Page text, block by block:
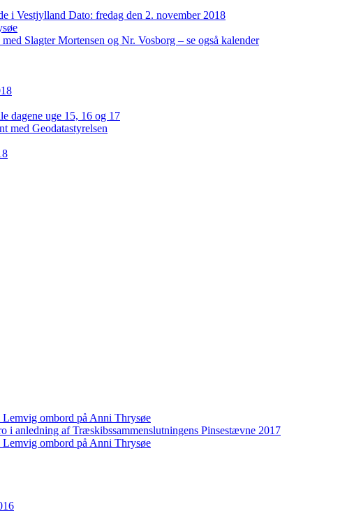
i Vestjylland Dato: fredag den 2. november 2018
Slagter Mortensen og Nr. Vosborg – se også kalender
dagene uge 15, 16 og 17
med Geodatastyrelsen
ombord på Anni Thrysøe
i anledning af Træskibssammenslutningens Pinsestævne 2017
ombord på Anni Thrysøe